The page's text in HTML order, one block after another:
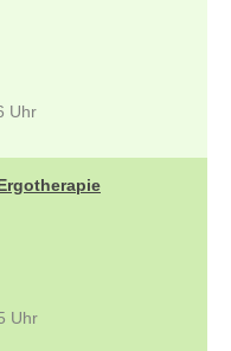
Uhr
Uhr